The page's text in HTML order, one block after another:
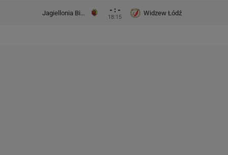
Jagiellonia Białystok - : -
18:15
Widzew Łódź